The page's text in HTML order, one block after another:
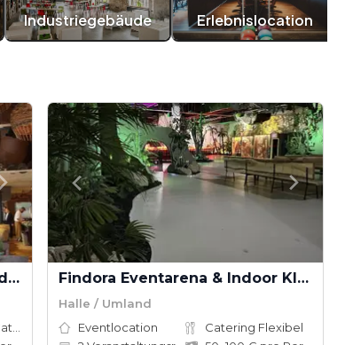
Industriegebäude Erlebnislocation
Africambo Lodge im Zoo Magdeburg Findora Eventarena & Indoor Kletterwald
Halle / Umland
Eventlocation
Catering Flexibel